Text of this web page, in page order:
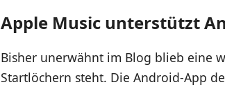
Apple Music unterstützt
Bisher unerwähnt im Blog blieb eine
Startlöchern steht. Die Android-App